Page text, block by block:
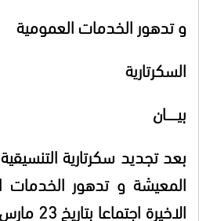
و تدهور الخدمات العمومية
السكرتارية
بيـــــــان
بعد تجديد سكرتارية
المعيشة و تدهور